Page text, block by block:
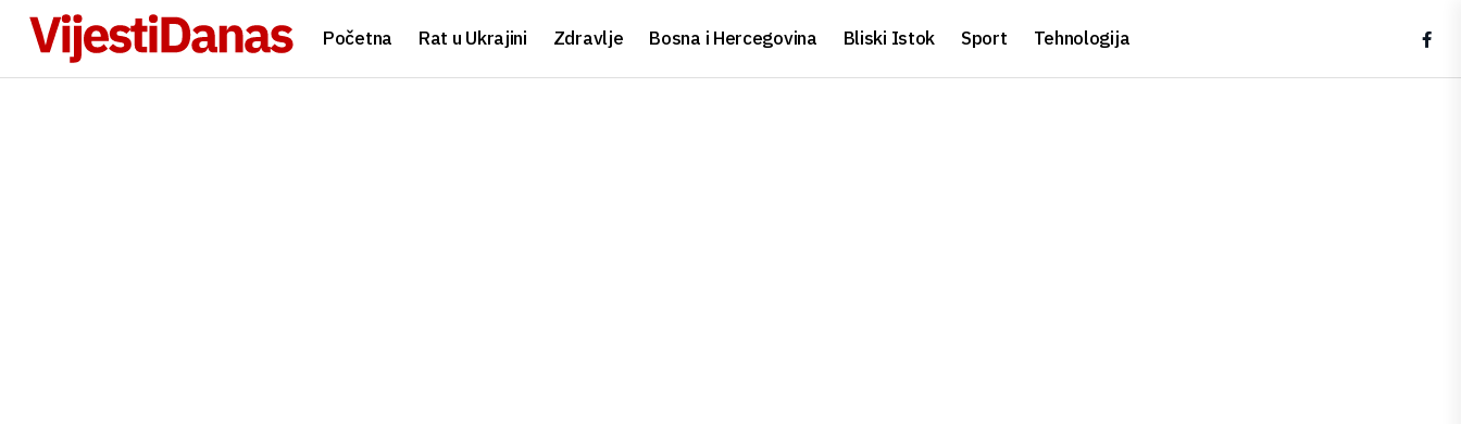
Početna Rat u Ukrajini Zdravlje Bosna i Hercegovina Bliski Istok Sport Tehnologija